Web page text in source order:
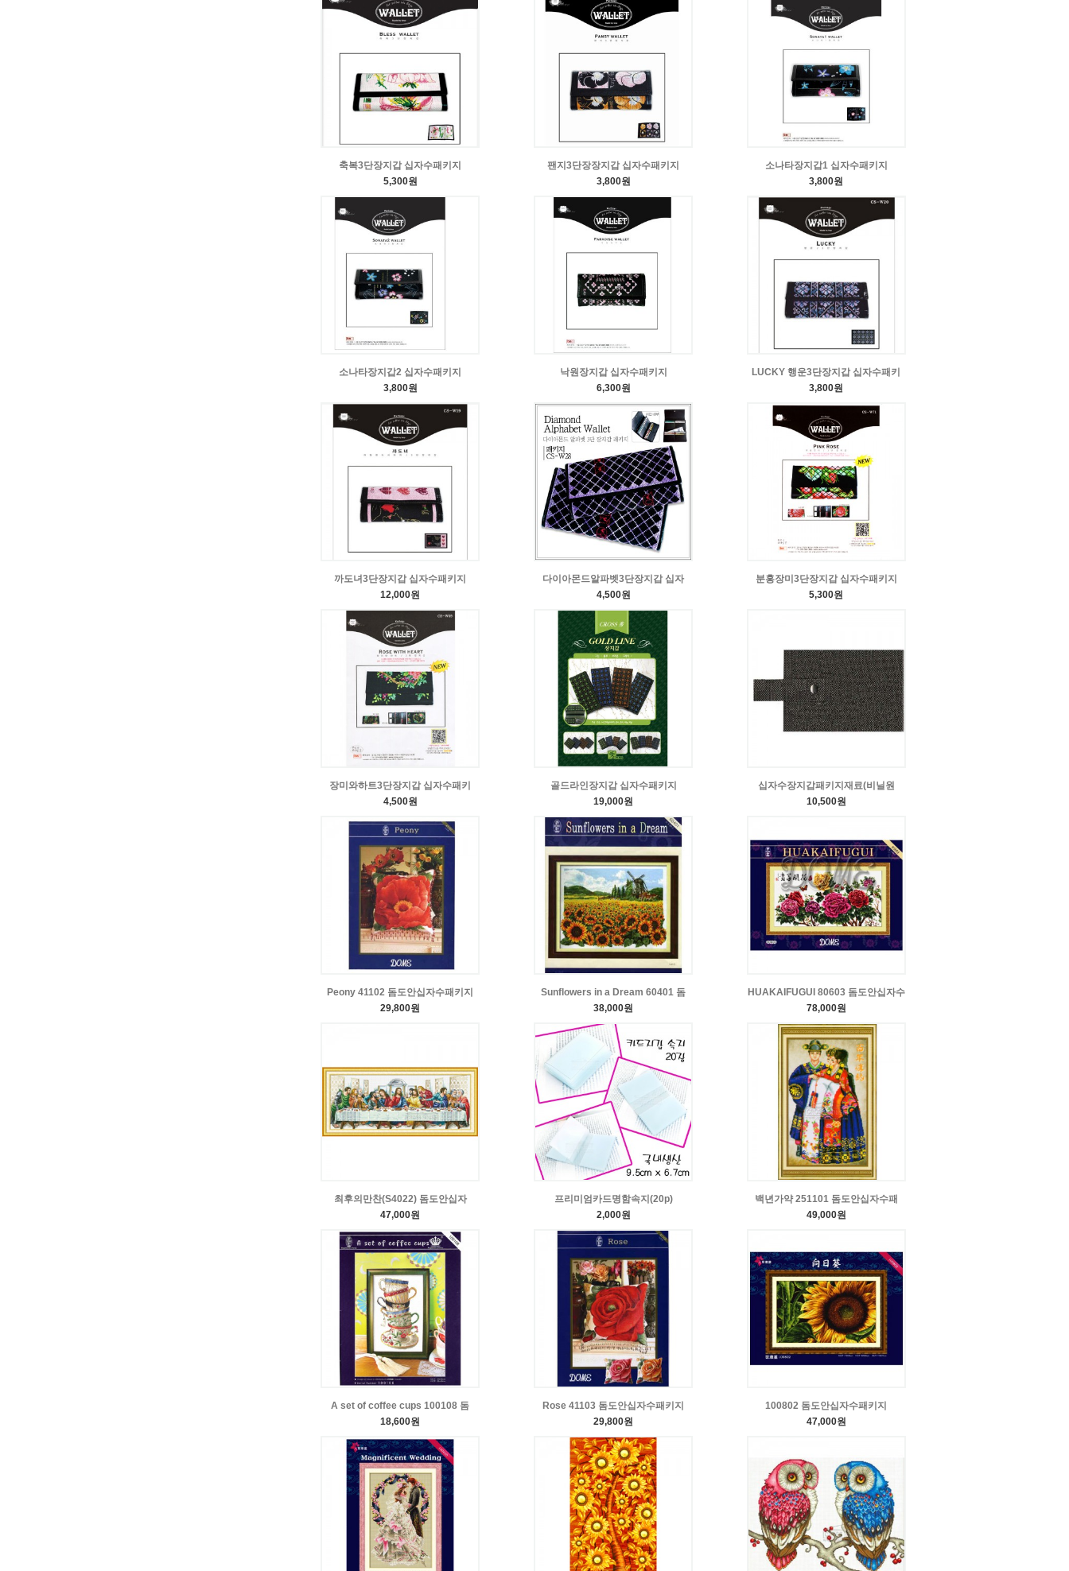
축복3단장지갑 십자수패키지
5,300원
팬지3단장장지갑 십자수패키지
3,800원
소나타장지갑1 십자수패키지
3,800원
소나타장지갑2 십자수패키지
3,800원
낙원장지갑 십자수패키지
6,300원
LUCKY 행운3단장지갑 십자수패키
3,800원
까도녀3단장지갑 십자수패키지
12,000원
다이아몬드알파벳3단장지갑 십자
4,500원
분홍장미3단장지갑 십자수패키지
5,300원
장미와하트3단장지갑 십자수패키
4,500원
골드라인장지갑 십자수패키지
19,000원
십자수장지갑패키지재료(비닐원
10,500원
Peony 41102 돔도안십자수패키지
29,800원
Sunflowers in a Dream 60401 돔
38,000원
HUAKAIFUGUI 80603 돔도안십자수
78,000원
최후의만찬(S4022) 돔도안십자
47,000원
프리미엄카드명함속지(20p)
2,000원
백년가약 251101 돔도안십자수패
49,000원
A set of coffee cups 100108 돔
18,600원
Rose 41103 돔도안십자수패키지
29,800원
100802 돔도안십자수패키지
47,000원